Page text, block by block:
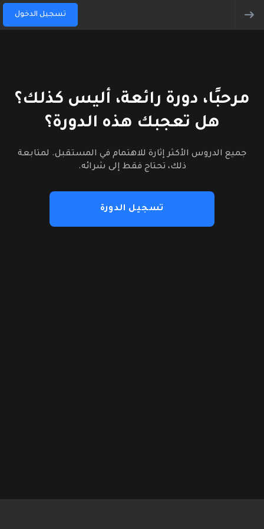
تسجيل الدخول
مرحبًا، دورة رائعة، أليس كذلك؟
هل تعجبك هذه الدورة؟
جميع الدروس الأكثر إثارة للاهتمام في المستقبل. لمتابعة
ذلك، تحتاج فقط إلى شرائه.
تسجيل الدورة